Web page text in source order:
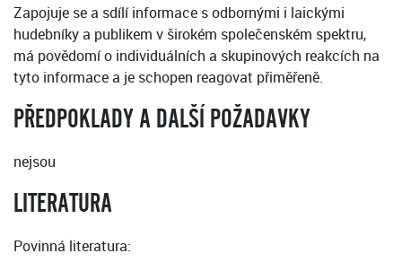
Zapojuje se a sdílí informace s odbornými i laickými
hudebníky a publikem v širokém společenském spektru,
má povědomí o individuálních a skupinových reakcích na
tyto informace a je schopen reagovat přiměřeně.
PŘEDPOKLADY A DALŠÍ POŽADAVKY
nejsou
LITERATURA
Povinná literatura: